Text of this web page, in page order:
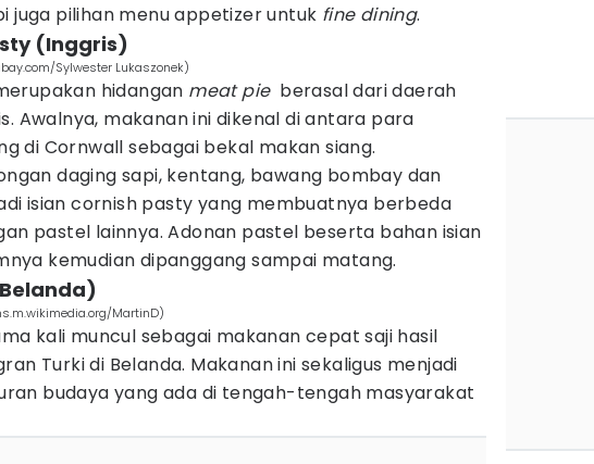
juga pilihan menu appetizer untuk fine dining.
(Inggris)
Sylwester Lukaszonek)
hidangan meat pieberasal dari daerah
Awalnya, makanan ini dikenal di antara para
di Cornwall sebagai bekal makan siang.
daging sapi, kentang, bawang bombay dan
isian cornish pasty yang membuatnya berbeda
pastel lainnya. Adonan pastel beserta bahan isian
kemudian dipanggang sampai matang.
MartinD)
kali muncul sebagai makanan cepat saji hasil
Turki di Belanda. Makanan ini sekaligus menjadi
budaya yang ada di tengah-tengah masyarakat